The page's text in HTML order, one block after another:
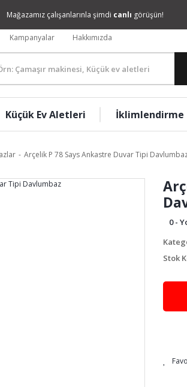
Mağazamız çalışanlarınla şimdi canlı görüşün!
Kampanyalar Hakkımızda
Küçük Ev Aletleri İklimlendirme
Arçelik P 78 Says Ankastre Duvar Tipi
0 -
Stok